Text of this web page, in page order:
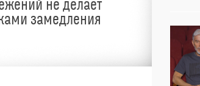
не делает
замедления